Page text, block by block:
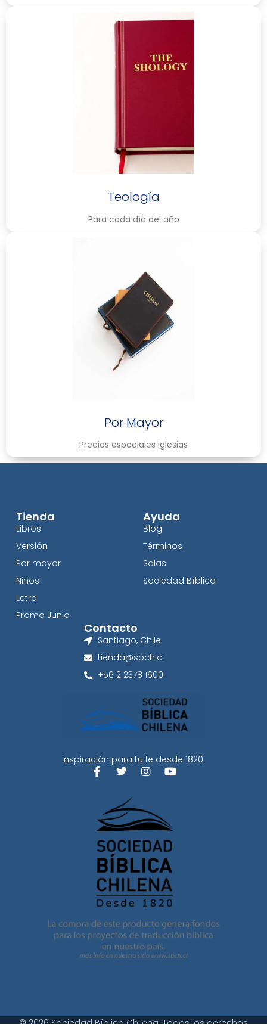
Teología
Para cada día del año
Por Mayor
Precios especiales iglesias
Inspiración para tu fe desde 1820.
Tienda
Libros
Versión
Por mayor
Niños
Letra
Promo Junio
Ayuda
Blog
Términos
Salas
Sociedad Bíblica
Contacto
Santiago, Chile
tienda@sbch.cl
+56 2 2378 1600